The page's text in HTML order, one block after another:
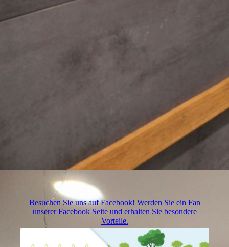
Besuchen Sie uns auf Facebook! Werden Sie ein Fan
unserer Facebook Seite und erhalten Sie besondere
Vorteile.